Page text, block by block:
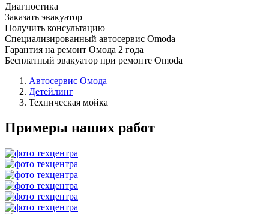
Диагностика
Заказать эвакуатор
Получить консультацию
Специализированный автосервис Omoda
Гарантия на ремонт Омода 2 года
Бесплатный эвакуатор при ремонте Omoda
Автосервис Омода
Детейлинг
Техническая мойка
Примеры наших работ